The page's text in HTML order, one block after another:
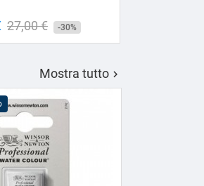
Prezzo
base
27,00 € -30%
Mostra tutto 